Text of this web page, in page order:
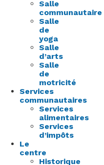
Salle
communautaire
Salle
de
yoga
Salle
d’arts
Salle
de
motricité
Services
communautaires
Services
alimentaires
Services
d’impôts
Le
centre
Historique